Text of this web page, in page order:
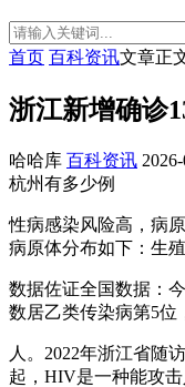
首页 百科资讯文章正
浙江新增确诊
哈哈库 百科资讯
杭州有多少例
性病感染风险高，病
病原体分布如下：生
数据佐证全国数据：
数居乙类传染病第5位
人。2022年浙江省随
起，HIV是一种能攻击